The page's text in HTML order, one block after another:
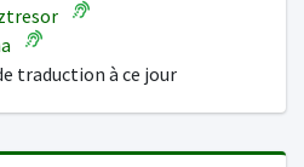
traduction à ce jour